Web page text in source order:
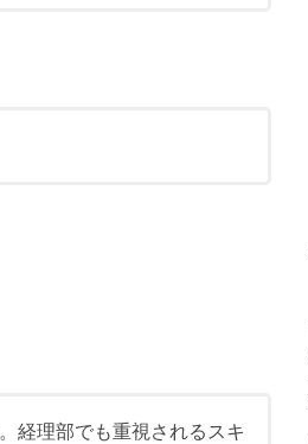
。経理部でも重視されるスキ